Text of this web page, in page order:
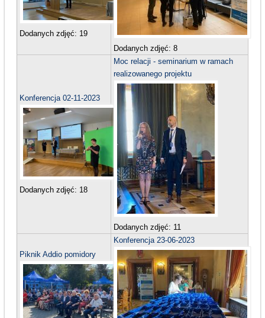
Dodanych zdjęć: 19
Dodanych zdjęć: 8
Konferencja 02-11-2023
Dodanych zdjęć: 18
Moc relacji - seminarium w ramach
realizowanego projektu
Dodanych zdjęć: 11
Piknik Addio pomidory
Konferencja 23-06-2023